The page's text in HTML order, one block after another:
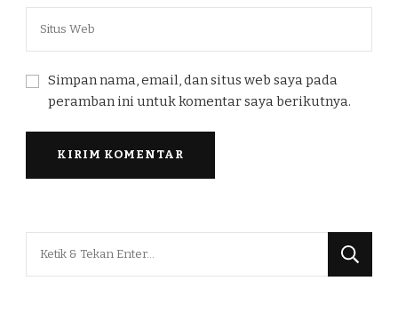
Simpan nama, email, dan situs web saya pada
peramban ini untuk komentar saya berikutnya.